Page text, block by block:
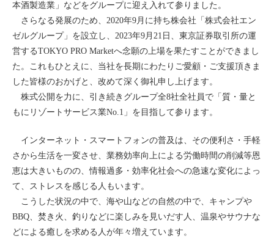
本酒製造業」などをグループに迎え入れて参りました。
さらなる発展のため、2020年9月に持ち株会社「株式会社エン
ゼルグループ」を設立し、2023年9月21日、東京証券取引所の運
営するTOKYO PRO Marketへ念願の上場を果たすことができまし
た。これもひとえに、当社を長期にわたりご愛顧・ご支援頂きま
した皆様のおかげと、改めて深く御礼申し上げます。
株式公開を力に、引き続きグループ全8社全社員で「質・量と
もにリゾートサービス業No.1」を目指して参ります。
インターネット・スマートフォンの普及は、その便利さ・手軽
さから生活を一変させ、業務効率向上による労働時間の削減等恩
恵は大きいものの、情報過多・効率化社会への急速な変化によっ
て、ストレスを感じる人もいます。
こうした状況の中で、海や山などの自然の中で、キャンプや
BBQ、焚き火、釣りなどに楽しみを見いだす人、温泉やサウナな
どによる癒しを求める人が年々増えています。